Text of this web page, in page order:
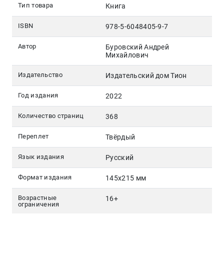
Тип товара Книга
ISBN 978-5-6048405-9-7
Автор
Буровский Андрей
Михайлович
Издательство Издательский дом Тион
Год издания 2022
Количество страниц 368
Переплет Твёрдый
Язык издания Русский
Формат издания 145х215 мм
Возрастные
ограничения
16+